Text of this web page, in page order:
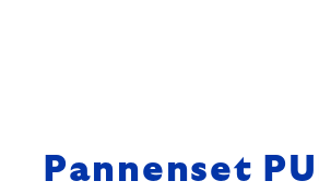
Pannenset